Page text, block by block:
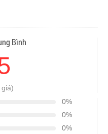
Bình
0%
0%
0%